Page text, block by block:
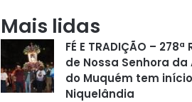
Mais lidas
FÉ E TRADIÇÃO –
de Nossa Senhora
do Muquém tem
Niquelândia